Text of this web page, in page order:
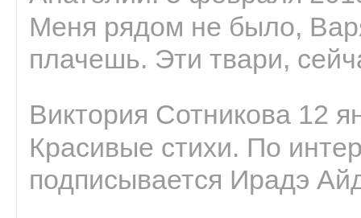
Меня рядом не было,
плачешь. Эти твари,
Виктория Сотникова 12
Красивые стихи. По
подписывается Ирадэ